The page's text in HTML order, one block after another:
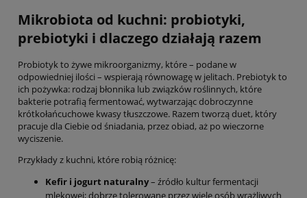
Mikrobiota od kuchni: probiotyki,
prebiotyki i dlaczego działają razem
Probiotyk to żywe mikroorganizmy, które – podane w
odpowiedniej ilości – wspierają równowagę w jelitach. Prebiotyk to
ich pożywka: rodzaj błonnika lub związków roślinnych, które
bakterie potrafią fermentować, wytwarzając dobroczynne
krótkołańcuchowe kwasy tłuszczowe. Razem tworzą duet, który
pracuje dla Ciebie od śniadania, przez obiad, aż po wieczorne
wyciszenie.
Przykłady z kuchni, które robią różnicę:
Kefir i jogurt naturalny– źródło kultur fermentacji
mlekowej; dobrze tolerowane przez wiele osób wrażliwych